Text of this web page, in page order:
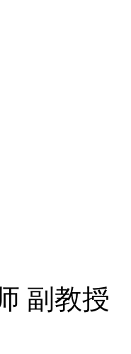
副教授